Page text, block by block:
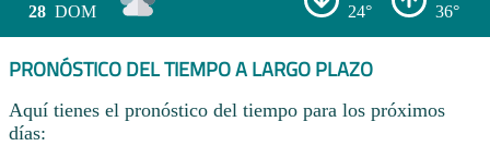
28 DOM 24° 36°
PRONÓSTICO DEL TIEMPO A LARGO PLAZO
Aquí tienes el pronóstico del tiempo para los próximos
días: